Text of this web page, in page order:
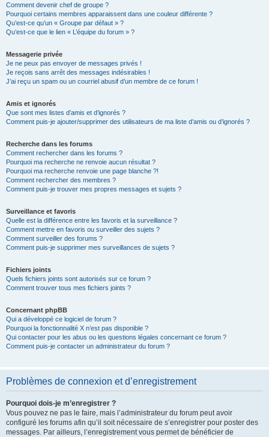
Comment devenir chef de groupe ?
Pourquoi certains membres apparaissent dans une couleur différente ?
Qu’est-ce qu’un « Groupe par défaut » ?
Qu’est-ce que le lien « L’équipe du forum » ?
Messagerie privée
Je ne peux pas envoyer de messages privés !
Je reçois sans arrêt des messages indésirables !
J’ai reçu un spam ou un courriel abusif d’un membre de ce forum !
Amis et ignorés
Que sont mes listes d’amis et d’ignorés ?
Comment puis-je ajouter/supprimer des utilisateurs de ma liste d’amis ou d’ignorés ?
Recherche dans les forums
Comment rechercher dans les forums ?
Pourquoi ma recherche ne renvoie aucun résultat ?
Pourquoi ma recherche renvoie une page blanche ?!
Comment rechercher des membres ?
Comment puis-je trouver mes propres messages et sujets ?
Surveillance et favoris
Quelle est la différence entre les favoris et la surveillance ?
Comment mettre en favoris ou surveiller des sujets ?
Comment surveiller des forums ?
Comment puis-je supprimer mes surveillances de sujets ?
Fichiers joints
Quels fichiers joints sont autorisés sur ce forum ?
Comment trouver tous mes fichiers joints ?
Concernant phpBB
Qui a développé ce logiciel de forum ?
Pourquoi la fonctionnalité X n’est pas disponible ?
Qui contacter pour les abus ou les questions légales concernant ce forum ?
Comment puis-je contacter un administrateur du forum ?
Problèmes de connexion et d’enregistrement
Pourquoi dois-je m’enregistrer ?
Vous pouvez ne pas le faire, mais l’administrateur du forum peut avoir
configuré les forums afin qu’il soit nécessaire de s’enregistrer pour poster des
messages. Par ailleurs, l’enregistrement vous permet de bénéficier de